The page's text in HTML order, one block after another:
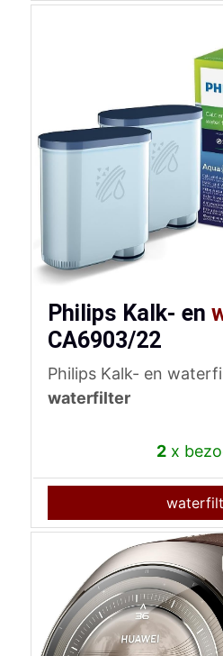
Philips Kalk- en
CA6903/22
Philips Kalk- en
waterfilter
2x